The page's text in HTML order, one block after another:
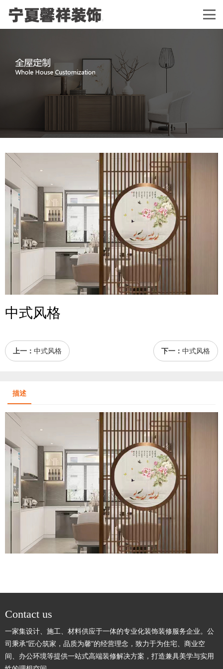
中式风格
上一： 中式风格 下一： 中式风格
描述
Contact us
一家集设计、施工、材料供应于一体的专业化装饰装修服务企业。公
司秉承“匠心筑家，品质为馨”的经营理念，致力于为住宅、商业空
间、办公环境等提供一站式高端装修解决方案，打造兼具美学与实用